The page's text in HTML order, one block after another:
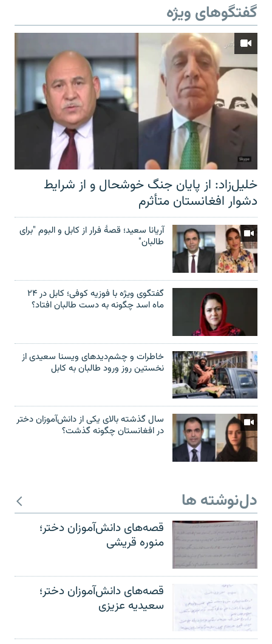
گفتگوهای ویژه
خلیل‌زاد: از پایان جنگ خوشحال و از شرایط
دشوار افغانستان متأثرم
آریانا سعید؛ قصۀ فرار از کابل و البوم "برای
طالبان"
گفتگوی ویژه با فوزیه کوفی؛ کابل در ۲۴
ماه اسد چگونه به دست طالبان افتاد؟
خاطرات و چشم‌دید‌های ویسنا سعیدی از
نخستین روز ورود طالبان به کابل
سال گذشته بالای یکی از دانش‌آموزان دختر
در افغانستان چگونه گذشت؟
دل‌نوشته ها
قصه‌های دانش‌آموزان دختر؛
منوره قریشی
قصه‌های دانش‌آموزان دختر؛
سعیدیه عزیزی